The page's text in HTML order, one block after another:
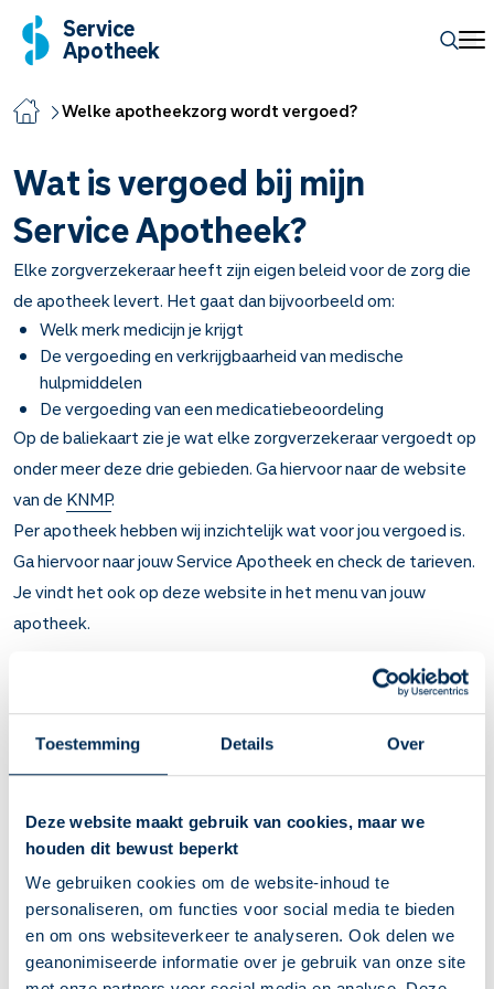
Toestemming Details Over
Deze website maakt gebruik van cookies, maar we
houden dit bewust beperkt
We gebruiken cookies om de website-inhoud te
personaliseren, om functies voor social media te bieden
en om ons websiteverkeer te analyseren. Ook delen we
geanonimiseerde informatie over je gebruik van onze site
Service
Apotheek
Welke apotheekzorg wordt vergoed?
Wat is vergoed bij mijn
Service Apotheek?
Elke zorgverzekeraar heeft zijn eigen beleid voor de zorg die
de apotheek levert. Het gaat dan bijvoorbeeld om:
Welk merk medicijn je krijgt
De vergoeding en verkrijgbaarheid van medische
hulpmiddelen
De vergoeding van een medicatiebeoordeling
Op de baliekaart zie je wat elke zorgverzekeraar vergoedt op
onder meer deze drie gebieden. Ga hiervoor naar de website
van de KNMP.
Per apotheek hebben wij inzichtelijk wat voor jou vergoed is.
Ga hiervoor naar jouw Service Apotheek en check de tarieven.
Je vindt het ook op deze website in het menu van jouw
apotheek.
Welke verzekering kan ik het
beste kiezen?
Dat hangt af van jouw persoonlijke situatie. Jouw Service
medicijnen of apotheekproducten die je krijgt. Daarnaast zijn
er mogelijk ook andere zaken belangrijk voor jouw keuze.
Daarover kunnen wij geen uitspraken doen. Vind je de vrijheid
om zelf te kunnen kiezen belangrijk? Kijk dan ook eens naar de
kleine zorgverzekeraars. Zij bieden vaak meer keuzevrijheid.
Vergelijk jouw zorgverzekering bijvoorbeeldhierbij de